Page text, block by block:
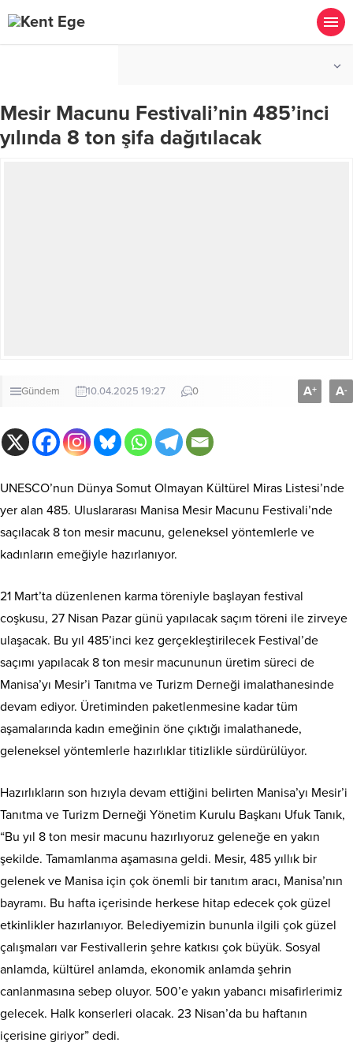
Mesir Macunu Festivali’nin 485’inci
yılında 8 ton şifa dağıtılacak
Gündem 10.04.2025 19:27 0 A+ A-
UNESCO’nun Dünya Somut Olmayan Kültürel Miras Listesi’nde
yer alan 485. Uluslararası Manisa Mesir Macunu Festivali’nde
saçılacak 8 ton mesir macunu, geleneksel yöntemlerle ve
kadınların emeğiyle hazırlanıyor.
21 Mart’ta düzenlenen karma töreniyle başlayan festival
coşkusu, 27 Nisan Pazar günü yapılacak saçım töreni ile zirveye
ulaşacak. Bu yıl 485’inci kez gerçekleştirilecek Festival’de
saçımı yapılacak 8 ton mesir macununun üretim süreci de
Manisa’yı Mesir’i Tanıtma ve Turizm Derneği imalathanesinde
devam ediyor. Üretiminden paketlenmesine kadar tüm
aşamalarında kadın emeğinin öne çıktığı imalathanede,
geleneksel yöntemlerle hazırlıklar titizlikle sürdürülüyor.
Hazırlıkların son hızıyla devam ettiğini belirten Manisa’yı Mesir’i
Tanıtma ve Turizm Derneği Yönetim Kurulu Başkanı Ufuk Tanık,
“Bu yıl 8 ton mesir macunu hazırlıyoruz geleneğe en yakın
şekilde. Tamamlanma aşamasına geldi. Mesir, 485 yıllık bir
gelenek ve Manisa için çok önemli bir tanıtım aracı, Manisa’nın
bayramı. Bu hafta içerisinde herkese hitap edecek çok güzel
etkinlikler hazırlanıyor. Belediyemizin bununla ilgili çok güzel
çalışmaları var Festivallerin şehre katkısı çok büyük. Sosyal
anlamda, kültürel anlamda, ekonomik anlamda şehrin
canlanmasına sebep oluyor. 500’e yakın yabancı misafirlerimiz
gelecek. Halk konserleri olacak. 23 Nisan’da bu haftanın
içerisine giriyor” dedi.